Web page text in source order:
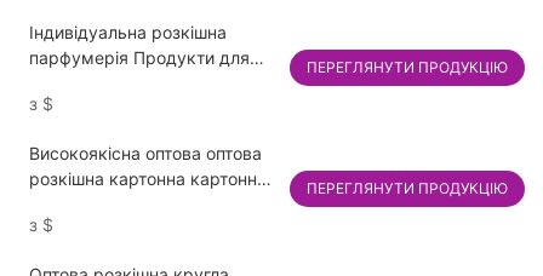
ювелірні вироби, парфуми,
паперова коробка для
Індивідуальна розкішна
парфумерія Продукти для
для паперових коробок
крему для обличчя Ефірна
олія Подарункова коробка
з $
ПЕРЕГЛЯНУТИ ПРОДУКЦІЮ
Високоякісна оптова оптова
розкішна картонна картонна
дверцятами для косметики
з $
ПЕРЕГЛЯНУТИ ПРОДУКЦІЮ